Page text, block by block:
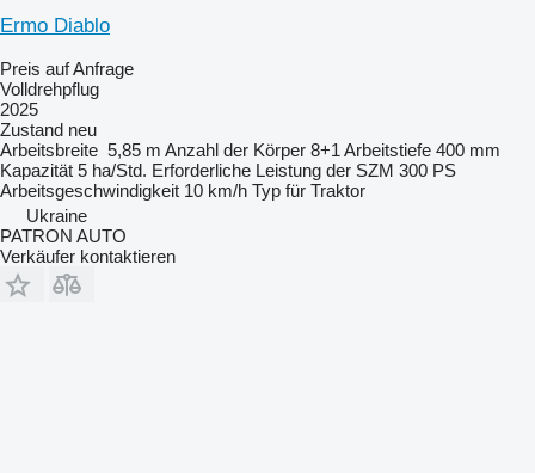
Ermo Diablo
Preis auf Anfrage
Volldrehpflug
2025
Zustand neu
Arbeitsbreite 5,85 m Anzahl der Körper 8+1 Arbeitstiefe 400 mm
Kapazität 5 ha/Std. Erforderliche Leistung der SZM 300 PS
Arbeitsgeschwindigkeit 10 km/h Typ für Traktor
Ukraine
PATRON AUTO
Verkäufer kontaktieren